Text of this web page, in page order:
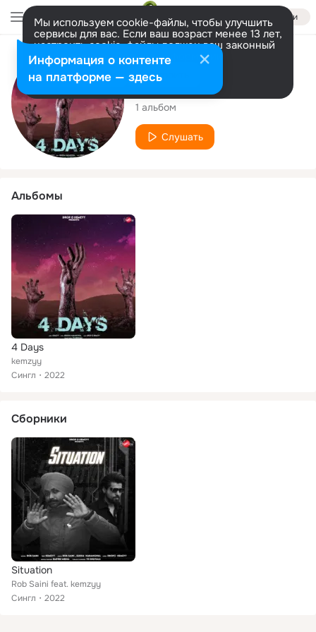
Войти
Мы используем cookie-файлы, чтобы улучшить
сервисы для вас. Если ваш возраст менее 13 лет,
настроить cookie-файлы должен ваш законный
представитель. Больше информации
Разрешить все Настроить
Исполнитель
kemzyy
1 альбом
Слушать
Альбомы
4 Days
kemzyy
Сингл
2022
Сборники
Situation
Rob Saini feat. kemzyy
Сингл
2022
Информация о контенте
на платформе — здесь